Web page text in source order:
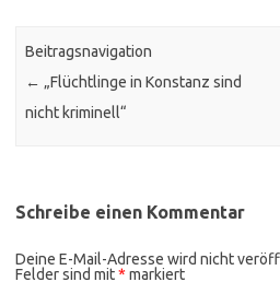
Beitragsnavigation
← „Flüchtlinge in Konstanz sind
nicht kriminell“
Schreibe einen Kommentar
Deine E-Mail-Adresse wird nicht
Felder sind mit* markiert